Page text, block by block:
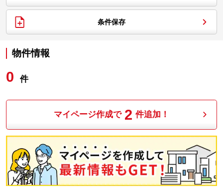
条件保存
物件情報
0 件
マイページ作成で 2 件追加！